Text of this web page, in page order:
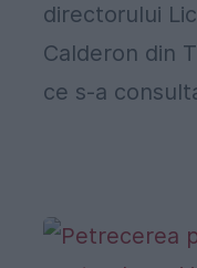
directorului
Calderon din
ce s-a